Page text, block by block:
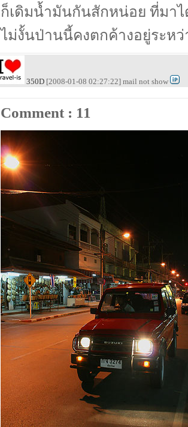
ก็เดิมน้ำมันกันสักหน่อย ที่มาไ
ไม่งั้นป่านนี้คงตกค้างอยู่ระห
350D [2008-01-08 02:27:22] mail not show
Comment : 11